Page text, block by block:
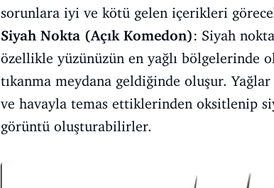
sorunlara iyi ve kötü gelen içerikleri
Siyah Nokta (Açık Komedon): Siyah
özellikle yüzünüzün en yağlı
tıkanma meydana geldiğinde oluşur.
ve havayla temas ettiklerinden oksitlenip
görüntü oluşturabilirler.